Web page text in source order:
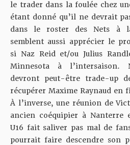
le trader dans la foulée chez
étant donné qu’il ne devrait
dans le roster des Nets à
semblent aussi apprécier le
si Naz Reid et/ou Julius
Minnesota à l’intersaison.
devront peut-être trade-up
récupérer Maxime Raynaud en
À l’inverse, une réunion de
ancien coéquipier à Nanterre
U16 fait saliver pas mal de
pourrait faire descendre son